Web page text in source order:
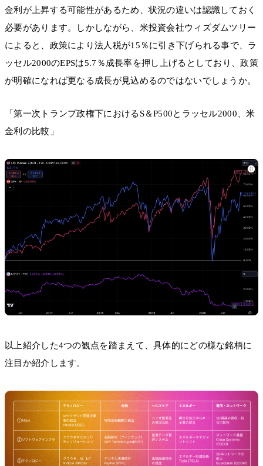
金利が上昇する可能性があるため、状況の違いは認識しておく
必要があります。しかしながら、米投資会社ウィズダムツリー
によると、政策により法人税が15％に引き下げられる事で、ラ
ッセル2000のEPSは5.7％成長率を押し上げるとしており、政策
が明確になれば更なる成長が見込めるのではないでしょうか。
「第一次トランプ政権下におけるS＆P500とラッセル2000、米
金利の比較」
以上紹介した4つの観点を踏まえて、具体的にどの様な銘柄に
注目か紹介します。